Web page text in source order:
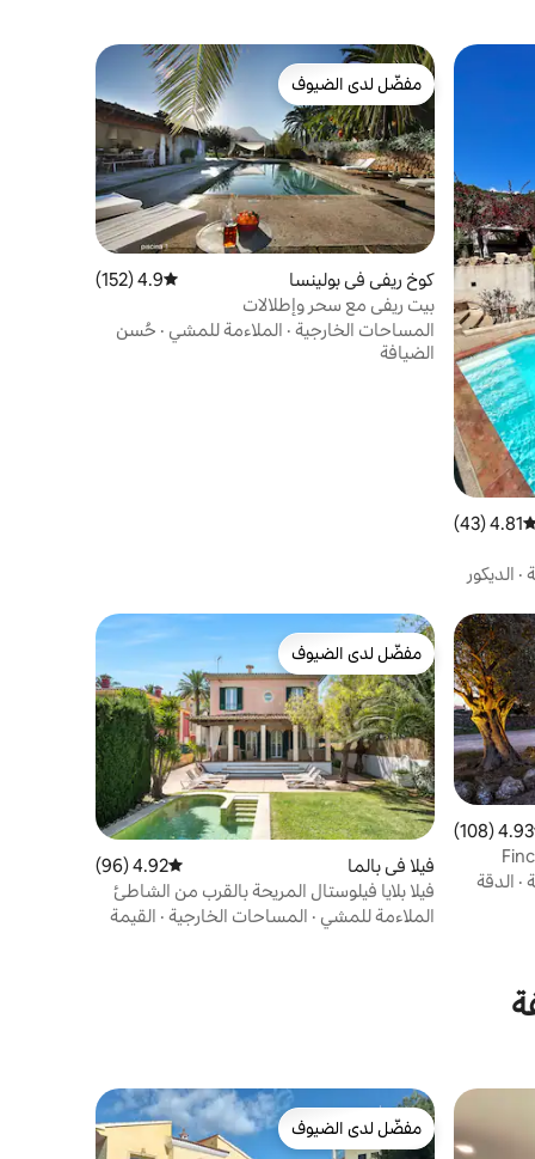
التقييم 4.81 من 5، 43 مراجعات
4.81 (43)
· الديكور
مفضّل لدى الضيوف
مفضّل لدى الضيوف
كوخ ريفي في بولينسا متوسط التقييم 4.9 من 5، 152 مراجعات
4.9 (152)
بيت ريفي مع سحر وإطلالات
المساحات الخارجية · الملاءمة للمشي · حُسن
الضيافة
4.93 من 5، 108 مراجعات4.93 (108)
· الدقة
مفضّل لدى الضيوف
مفضّل لدى الضيوف
فيلا في بالما متوسط التقييم 4.92 من 5، 96 مراجعات
4.92 (96)
فيلا بلايا فيلوستال المريحة بالقرب من الشاطئ
والمطار
الملاءمة للمشي · المساحات الخارجية · القيمة
مفضّل لدى الضيوف
مفضّل لدى الضيوف